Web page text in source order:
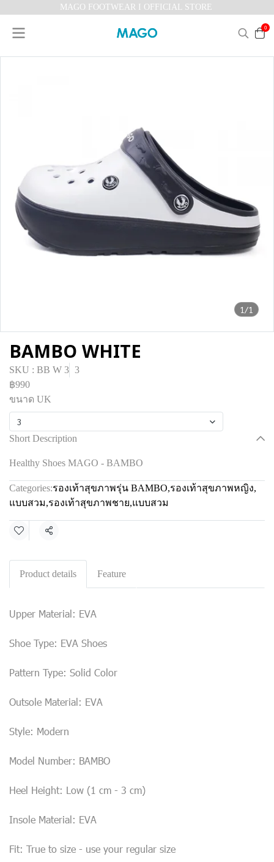
MAGO FOOTWEAR I OFFICIAL STORE
0
1/1
BAMBO WHITE
SKU : BB W 3 3
฿990
ขนาด UK
3
Short Description
Healthy Shoes MAGO - BAMBO
Categories:รองเท้าสุขภาพรุ่น BAMBO,รองเท้าสุขภาพหญิง,
แบบสวม,รองเท้าสุขภาพชาย,แบบสวม
Share
Product details Feature
Upper Material: EVA
Shoe Type: EVA Shoes
Pattern Type: Solid Color
Outsole Material: EVA
Style: Modern
Model Number: BAMBO
Heel Height: Low (1 cm - 3 cm)
Insole Material: EVA
Fit: True to size - use your regular size